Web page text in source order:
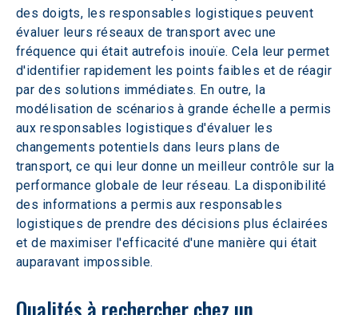
des doigts, les responsables logistiques peuvent
évaluer leurs réseaux de transport avec une
fréquence qui était autrefois inouïe. Cela leur permet
d'identifier rapidement les points faibles et de réagir
par des solutions immédiates. En outre, la
modélisation de scénarios à grande échelle a permis
aux responsables logistiques d'évaluer les
changements potentiels dans leurs plans de
transport, ce qui leur donne un meilleur contrôle sur la
performance globale de leur réseau. La disponibilité
des informations a permis aux responsables
logistiques de prendre des décisions plus éclairées
et de maximiser l'efficacité d'une manière qui était
auparavant impossible.